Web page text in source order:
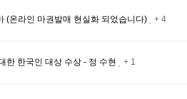
(온라인 마권발매 현실화 되었습니다) + 4
한 한국인 대상 수상 - 정 수현 + 1